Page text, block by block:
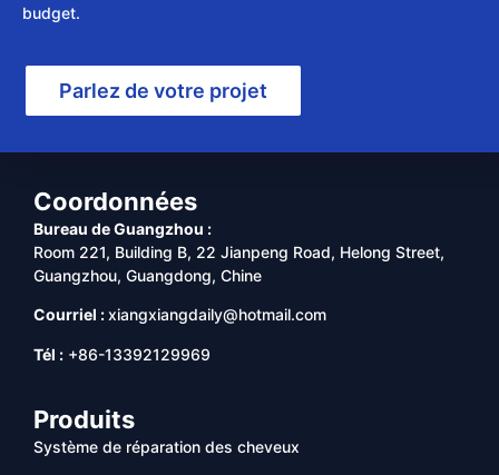
budget.
Parlez de votre projet
Coordonnées
Bureau de Guangzhou :
Room 221, Building B, 22 Jianpeng Road, Helong Street,
Guangzhou, Guangdong, Chine
Courriel :xiangxiangdaily@hotmail.com
Tél : +86-13392129969
Produits
Système de réparation des cheveux